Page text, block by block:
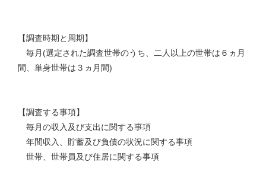
【調査時期と周期】
毎月(選定された調査世帯のうち、二人以上の世帯は６ヵ月
間、単身世帯は３ヵ月間)
【調査する事項】
毎月の収入及び支出に関する事項
年間収入、貯蓄及び負債の状況に関する事項
世帯、世帯員及び住居に関する事項